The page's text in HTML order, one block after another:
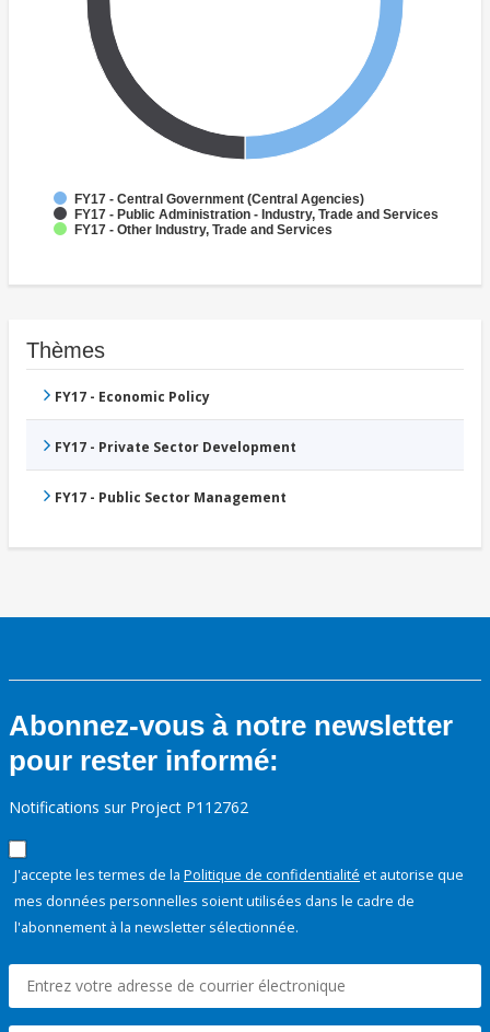
FY17 - Central Government (Central Agencies)
FY17 - Public Administration - Industry, Trade and Services
FY17 - Other Industry, Trade and Services
Thèmes
FY17 - Economic Policy
FY17 - Private Sector Development
FY17 - Public Sector Management
Abonnez-vous à notre newsletter
pour rester informé:
Notifications sur Project P112762
J'accepte les termes de la Politique de confidentialité et autorise que
mes données personnelles soient utilisées dans le cadre de
l'abonnement à la newsletter sélectionnée.